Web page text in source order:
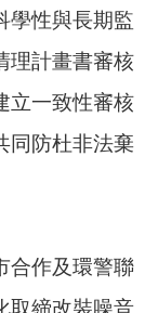
學性與長期監
理計畫書審核
立一致性審核
同防杜非法棄
合作及環警聯
取締改裝噪音